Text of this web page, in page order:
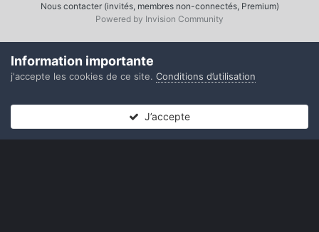
Nous contacter (invités, membres non-connectés, Premium)
Powered by Invision Community
Information importante
j'accepte les cookies de ce site. Conditions d’utilisation
J’accepte